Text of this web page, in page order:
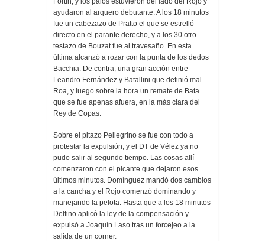
ayudaron al arquero debutante. A los 18 minutos
fue un cabezazo de Pratto el que se estrelló
directo en el parante derecho, y a los 30 otro
testazo de Bouzat fue al travesaño. En esta
última alcanzó a rozar con la punta de los dedos
Bacchia. De contra, una gran acción entre
Leandro Fernández y Batallini que definió mal
Roa, y luego sobre la hora un remate de Bata
que se fue apenas afuera, en la más clara del
Rey de Copas.
Sobre el pitazo Pellegrino se fue con todo a
protestar la expulsión, y el DT de Vélez ya no
pudo salir al segundo tiempo. Las cosas allí
comenzaron con el picante que dejaron esos
últimos minutos. Domínguez mandó dos cambios
a la cancha y el Rojo comenzó dominando y
manejando la pelota. Hasta que a los 18 minutos
Delfino aplicó la ley de la compensación y
expulsó a Joaquín Laso tras un forcejeo a la
salida de un corner.